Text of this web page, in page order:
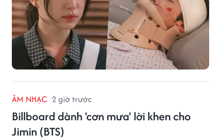
ÂM NHẠC 2 giờ trước
Billboard dành 'cơn mưa' lời khen cho
Jimin (BTS)